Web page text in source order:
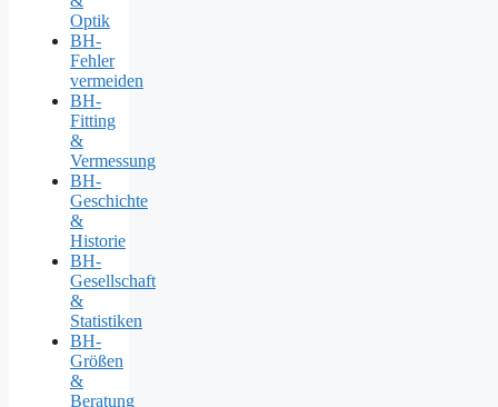
Optik
BH-
Fehler
vermeiden
BH-
Fitting
&
Vermessung
BH-
Geschichte
&
Historie
BH-
Gesellschaft
&
Statistiken
BH-
Größen
&
Beratung